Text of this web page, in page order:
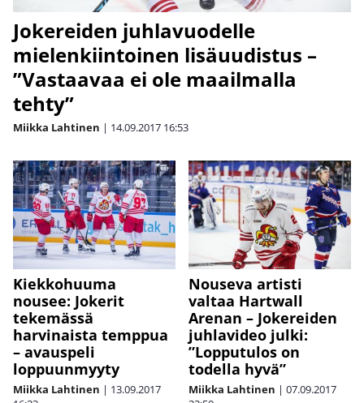
Jokereiden juhlavuodelle
mielenkiintoinen lisäuudistus –
”Vastaavaa ei ole maailmalla
tehty”
Miikka Lahtinen | 14.09.2017 16:53
Kiekkohuuma
nousee: Jokerit
tekemässä
harvinaista temppua
– avauspeli
loppuunmyyty
Miikka Lahtinen | 13.09.2017
Nouseva artisti
valtaa Hartwall
Arenan – Jokereiden
juhlavideo julki:
”Lopputulos on
todella hyvä”
Miikka Lahtinen | 07.09.2017